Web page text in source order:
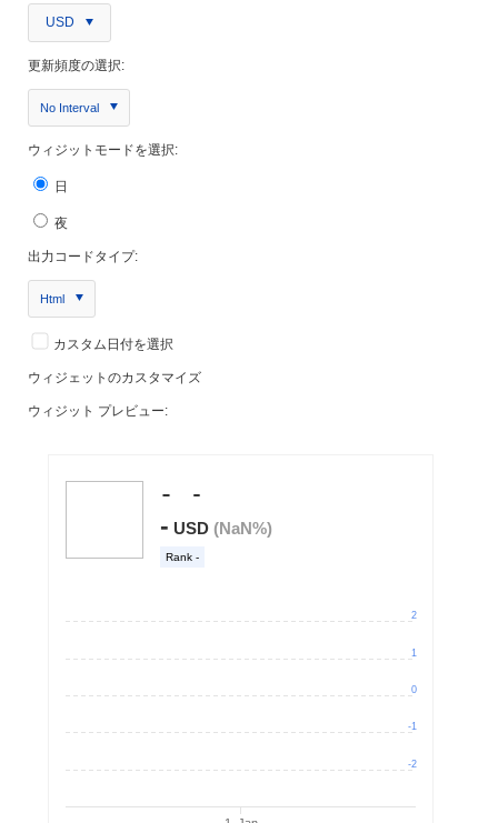
USD
更新頻度の選択:
No Interval
ウィジットモードを選択:
日
夜
出力コードタイプ:
Html
カスタム日付を選択
ウィジェットのカスタマイズ
ウィジット プレビュー: